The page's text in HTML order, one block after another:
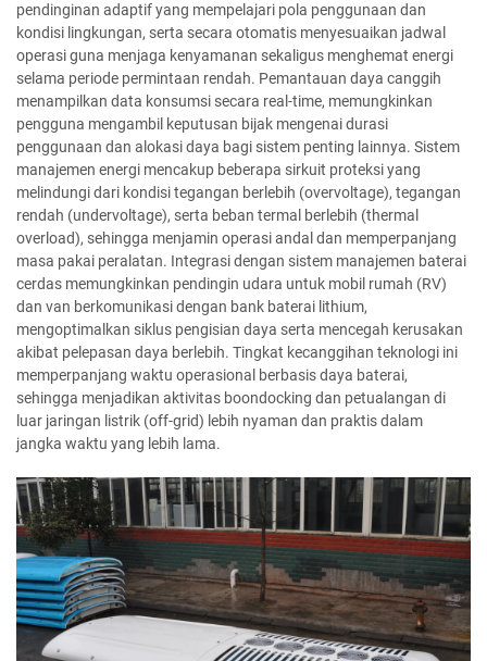
pendinginan adaptif yang mempelajari pola penggunaan dan
kondisi lingkungan, serta secara otomatis menyesuaikan jadwal
operasi guna menjaga kenyamanan sekaligus menghemat energi
selama periode permintaan rendah. Pemantauan daya canggih
menampilkan data konsumsi secara real-time, memungkinkan
pengguna mengambil keputusan bijak mengenai durasi
penggunaan dan alokasi daya bagi sistem penting lainnya. Sistem
manajemen energi mencakup beberapa sirkuit proteksi yang
melindungi dari kondisi tegangan berlebih (overvoltage), tegangan
rendah (undervoltage), serta beban termal berlebih (thermal
overload), sehingga menjamin operasi andal dan memperpanjang
masa pakai peralatan. Integrasi dengan sistem manajemen baterai
cerdas memungkinkan pendingin udara untuk mobil rumah (RV)
dan van berkomunikasi dengan bank baterai lithium,
mengoptimalkan siklus pengisian daya serta mencegah kerusakan
akibat pelepasan daya berlebih. Tingkat kecanggihan teknologi ini
memperpanjang waktu operasional berbasis daya baterai,
sehingga menjadikan aktivitas boondocking dan petualangan di
luar jaringan listrik (off-grid) lebih nyaman dan praktis dalam
jangka waktu yang lebih lama.